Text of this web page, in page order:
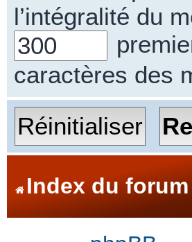
l’intégralité du
caractères des
Index du forum